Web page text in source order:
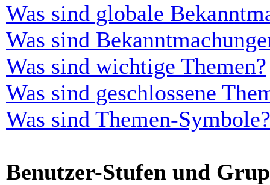
Was sind globale
Was sind
Was sind wichtige Themen?
Was sind geschlossene
Was sind Themen-Symbole?
Benutzer-Stufen und